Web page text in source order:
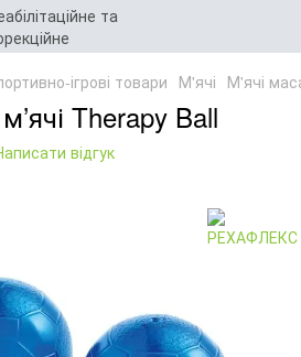
ігрові товари М'ячі М'ячі
Therapy Ball
відгук